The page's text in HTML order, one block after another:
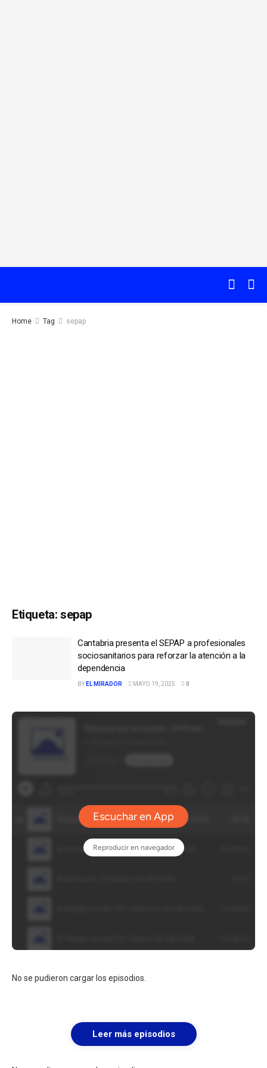
Home Tag sepap
Etiqueta: sepap
Cantabria presenta el SEPAP a profesionales
sociosanitarios para reforzar la atención a la
dependencia
BY EL MIRADOR MAYO 19, 2025 0
No se pudieron cargar los episodios.
Leer más episodios